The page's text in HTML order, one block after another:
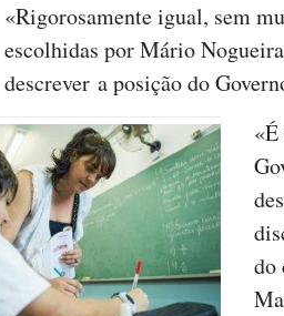
«Rigorosamente igual, sem
escolhidas por Mário
descrever a posição do
do